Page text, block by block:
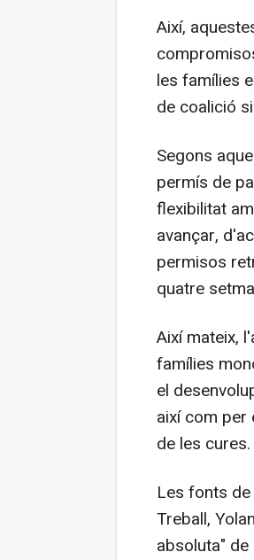
Així,
les famílies
de coalició
Segons
permís de
flexibilitat
avançar,
permisos
quatre
Així mateix,
famílies
el
així com per
de les cures.
Les fonts
Treball,
absoluta"